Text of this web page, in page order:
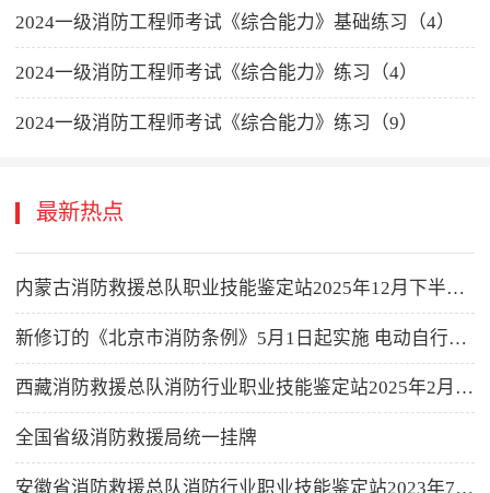
2024一级消防工程师考试《综合能力》基础练习（4）
2024一级消防工程师考试《综合能力》练习（4）
2024一级消防工程师考试《综合能力》练习（9）
最新热点
内蒙古消防救援总队职业技能鉴定站2025年12月下半月消防设施操作员职业技能鉴定考试公告
新修订的《北京市消防条例》5月1日起实施 电动自行车及充电电池禁止进电梯
西藏消防救援总队消防行业职业技能鉴定站2025年2月消防设施操作员职业技能鉴定公告
全国省级消防救援局统一挂牌
安徽省消防救援总队消防行业职业技能鉴定站2023年7月鉴定计划公告